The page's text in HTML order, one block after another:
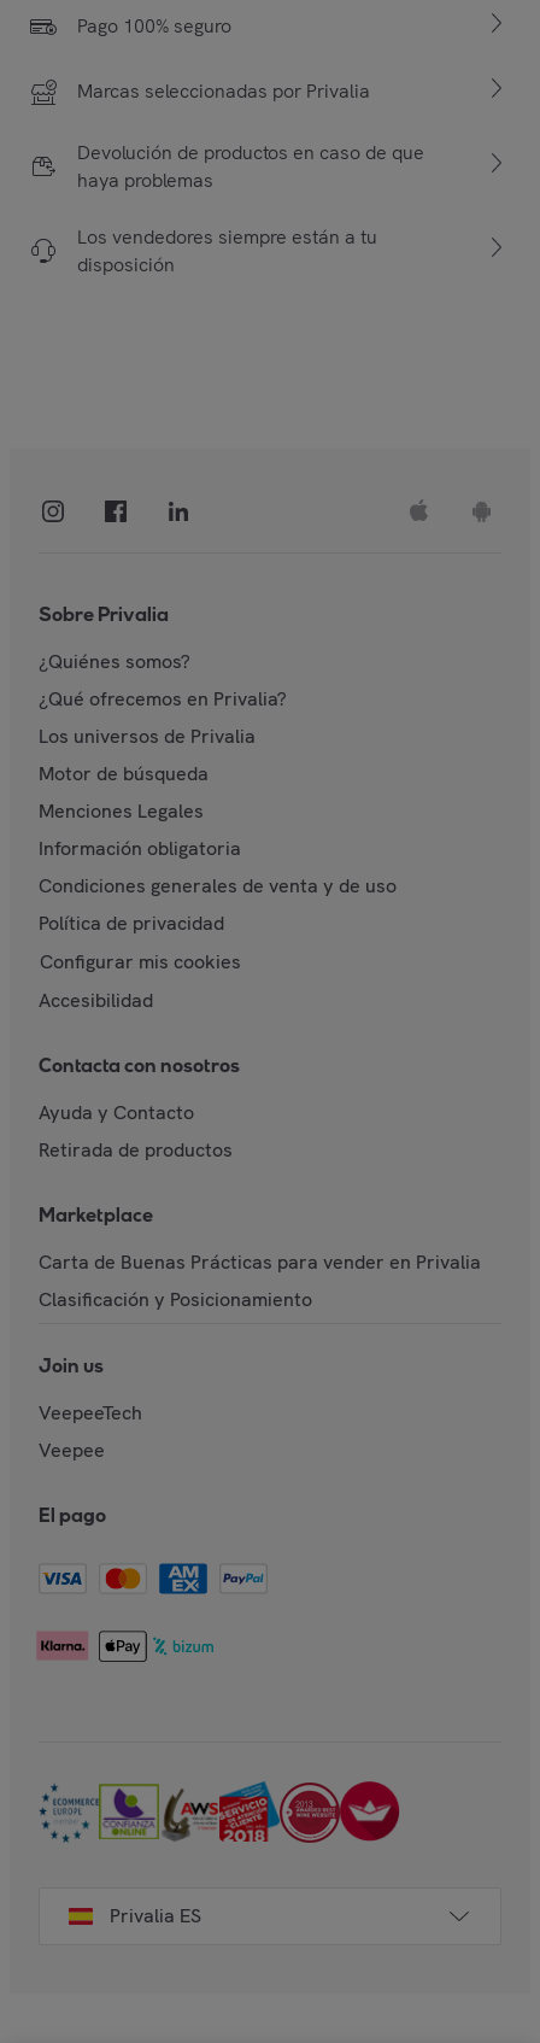
Pago 100% seguro
Marcas seleccionadas por Privalia
Devolución de productos en caso de que
haya problemas
Los vendedores siempre están a tu
disposición
Sobre Privalia
¿Quiénes somos?
¿Qué ofrecemos en Privalia?
Los universos de Privalia
Motor de búsqueda
Menciones Legales
Información obligatoria
Condiciones generales de venta y de uso
Política de privacidad
Configurar mis cookies
Accesibilidad
Contacta con nosotros
Ayuda y Contacto
Retirada de productos
Marketplace
Carta de Buenas Prácticas para vender en Privalia
Clasificación y Posicionamiento
Join us
VeepeeTech
Veepee
El pago
Privalia ES